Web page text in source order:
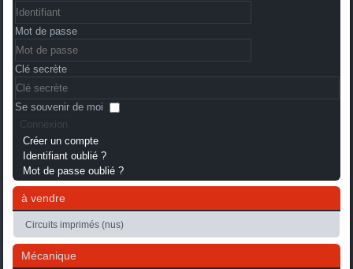
Mot de passe
Clé secrète
Se souvenir de moi
Connexion
Créer un compte
Identifiant oublié ?
Mot de passe oublié ?
à vendre
Circuits imprimés (nus)
Mécanique